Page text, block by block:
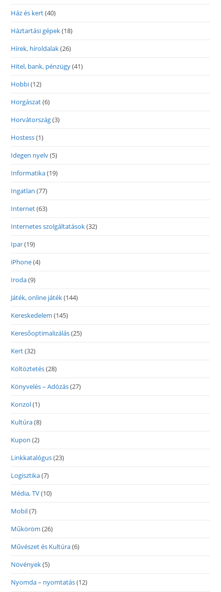
Ház és kert(40)
Háztartási gépek(18)
Hírek, híroldalak(26)
Hitel, bank, pénzügy(41)
Hobbi(12)
Horgászat(6)
Horvátország(3)
Hostess(1)
Idegen nyelv(5)
Informatika(19)
Ingatlan (77)
Internet(63)
Internetes szolgáltatások(32)
Ipar(19)
iPhone(4)
Iroda(9)
Játék, online játék(144)
Kereskedelem (145)
Keresőoptimalizálás(25)
Kert(32)
Költöztetés(28)
Könyvelés – Adózás(27)
Konzol(1)
Kultúra(8)
Kupon (2)
Linkkatalógus(23)
Logisztika(7)
Média, TV(10)
Mobil(7)
Műköröm (26)
Művészet és Kultúra(6)
Növények(5)
Nyomda – nyomtatás(12)